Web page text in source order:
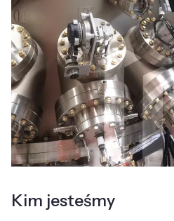
Kim jesteśmy